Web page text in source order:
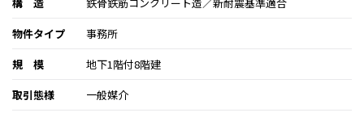
物件タイプ
事務所
規 模
地下1階付8階建
取引態様
一般媒介